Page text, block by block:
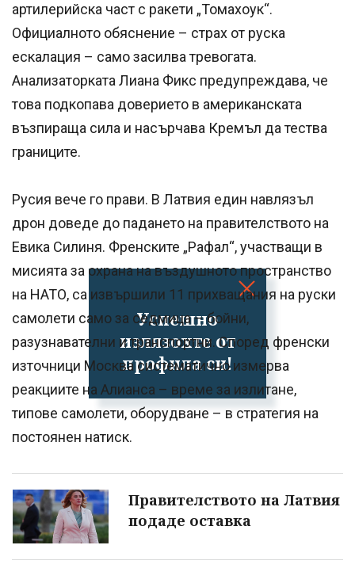
Успешно
излязохте от
профила си!
артилерийска част с ракети „Томахоук“.
Официалното обяснение – страх от руска
ескалация – само засилва тревогата.
Анализаторката Лиана Фикс предупреждава, че
това подкопава доверието в американската
възпираща сила и насърчава Кремъл да тества
границите.
Русия вече го прави. В Латвия един навлязъл
дрон доведе до падането на правителството на
Евика Силиня. Френските „Рафал“, участващи в
мисията за охрана на въздушното пространство
на НАТО, са извършили 11 прихващания на руски
самолети само за седмица – бойни,
разузнавателни и транспортни. Според френски
източници Москва систематично измерва
реакциите на Алианса – време за излитане,
типове самолети, оборудване – в стратегия на
постоянен натиск.
Правителството на Латвия
подаде оставка